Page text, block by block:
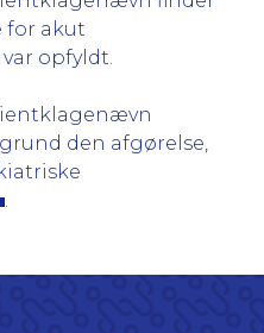
for akut
opfyldt.
den afgørelse,